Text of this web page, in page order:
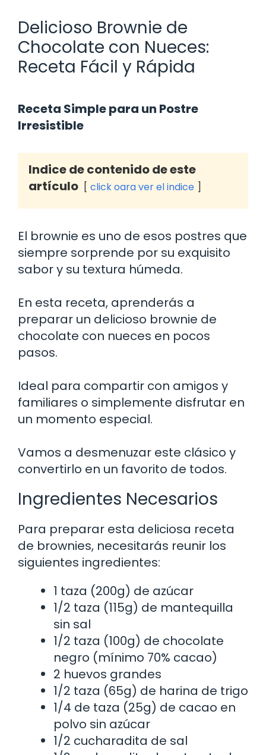
Delicioso Brownie de
Chocolate con Nueces:
Receta Fácil y Rápida
Receta Simple para un Postre
Irresistible
Indice de contenido de este
artículo
click oara ver el indice
El brownie es uno de esos postres que
siempre sorprende por su exquisito
sabor y su textura húmeda.
En esta receta, aprenderás a
preparar un delicioso brownie de
chocolate con nueces en pocos
pasos.
Ideal para compartir con amigos y
familiares o simplemente disfrutar en
un momento especial.
Vamos a desmenuzar este clásico y
convertirlo en un favorito de todos.
Ingredientes Necesarios
Para preparar esta deliciosa receta
de brownies, necesitarás reunir los
siguientes ingredientes:
1 taza (200g) de azúcar
1/2 taza (115g) de mantequilla
sin sal
1/2 taza (100g) de chocolate
negro (mínimo 70% cacao)
2 huevos grandes
1/2 taza (65g) de harina de trigo
1/4 de taza (25g) de cacao en
polvo sin azúcar
1/2 cucharadita de sal